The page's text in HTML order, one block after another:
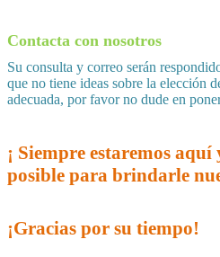
Contacta con nosotros
Su consulta y correo serán
que no tiene ideas sobre la elección
adecuada, por favor no dude en
¡ Siempre estaremos
posible para brindarle
¡Gracias por su tiempo!